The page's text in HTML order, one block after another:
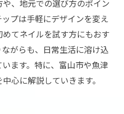
、地元での選び方のポイン
プは手軽にデザインを変え
てネイルを試す方にもおす
がらも、日常生活に溶け込
ます。特に、富山市や魚津
心に解説していきます。